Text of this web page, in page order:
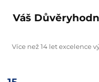
Váš
Více než 14 let excelence